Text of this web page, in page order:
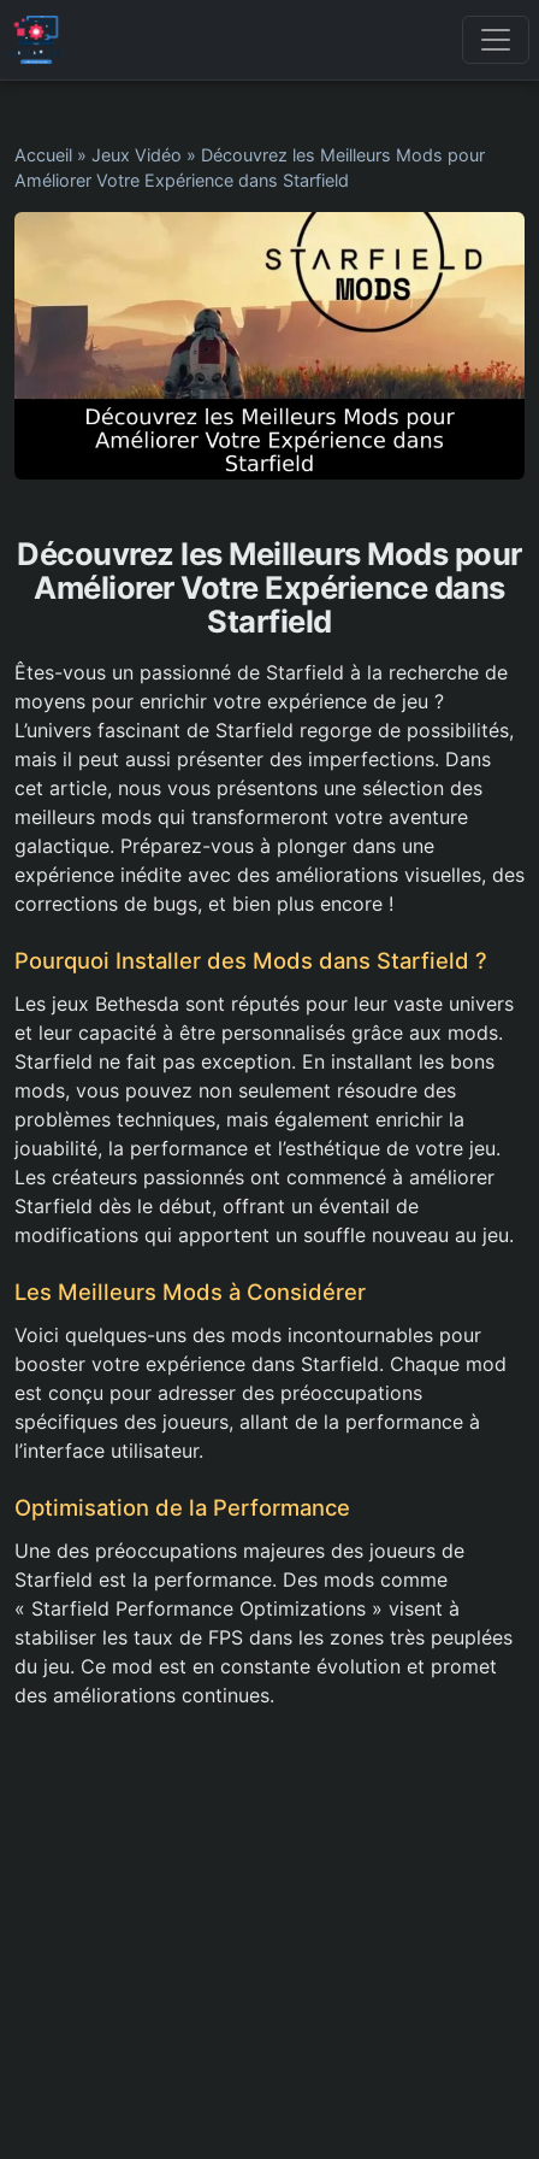
Accueil » Jeux Vidéo » Découvrez les Meilleurs Mods pour
Améliorer Votre Expérience dans Starfield
Découvrez les Meilleurs Mods pour
Améliorer Votre Expérience dans
Starfield
Êtes-vous un passionné de Starfield à la recherche de
moyens pour enrichir votre expérience de jeu ?
L’univers fascinant de Starfield regorge de possibilités,
mais il peut aussi présenter des imperfections. Dans
cet article, nous vous présentons une sélection des
meilleurs mods qui transformeront votre aventure
galactique. Préparez-vous à plonger dans une
expérience inédite avec des améliorations visuelles, des
corrections de bugs, et bien plus encore !
Pourquoi Installer des Mods dans Starfield ?
Les jeux Bethesda sont réputés pour leur vaste univers
et leur capacité à être personnalisés grâce aux mods.
Starfield ne fait pas exception. En installant les bons
mods, vous pouvez non seulement résoudre des
problèmes techniques, mais également enrichir la
jouabilité, la performance et l’esthétique de votre jeu.
Les créateurs passionnés ont commencé à améliorer
Starfield dès le début, offrant un éventail de
modifications qui apportent un souffle nouveau au jeu.
Les Meilleurs Mods à Considérer
Voici quelques-uns des mods incontournables pour
booster votre expérience dans Starfield. Chaque mod
est conçu pour adresser des préoccupations
spécifiques des joueurs, allant de la performance à
l’interface utilisateur.
Optimisation de la Performance
Une des préoccupations majeures des joueurs de
Starfield est la performance. Des mods comme
« Starfield Performance Optimizations » visent à
stabiliser les taux de FPS dans les zones très peuplées
du jeu. Ce mod est en constante évolution et promet
des améliorations continues.